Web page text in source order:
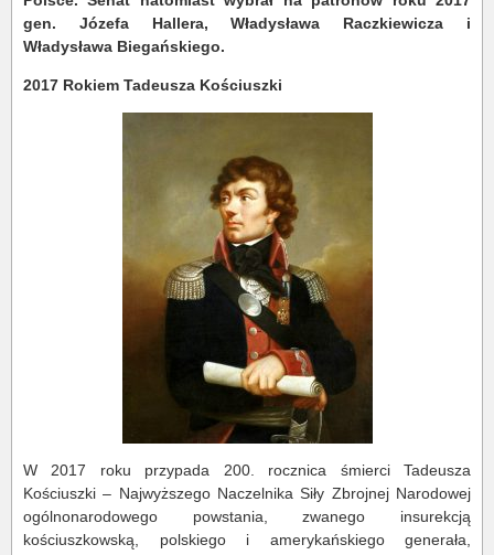
gen. Józefa Hallera, Władysława Raczkiewicza i
Władysława Biegańskiego.
2017 Rokiem Tadeusza Kościuszki
W 2017 roku przypada 200. rocznica śmierci Tadeusza
Kościuszki – Najwyższego Naczelnika Siły Zbrojnej Narodowej
ogólnonarodowego powstania, zwanego insurekcją
kościuszkowską, polskiego i amerykańskiego generała,